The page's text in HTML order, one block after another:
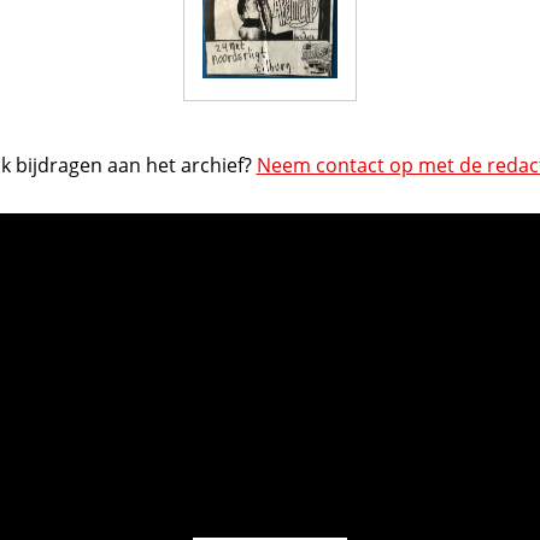
bijdragen aan het archief? Neem contact op met de